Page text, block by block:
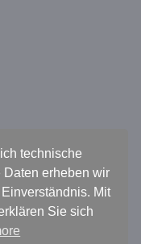
technische
erheben wir
Mit
Sie sich